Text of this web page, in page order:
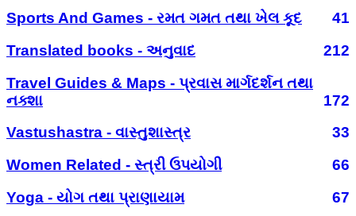
Sports And Games - રમત ગમત તથા ખેલ કૂદ
41
Translated books - અનુવાદ
212
Travel Guides & Maps - પ્રવાસ માર્ગદર્શન તથા
નક્શા
172
Vastushastra - વાસ્તુશાસ્ત્ર
33
Women Related - સ્ત્રી ઉપયોગી
66
Yoga - યોગ તથા પ્રાણાયામ
67